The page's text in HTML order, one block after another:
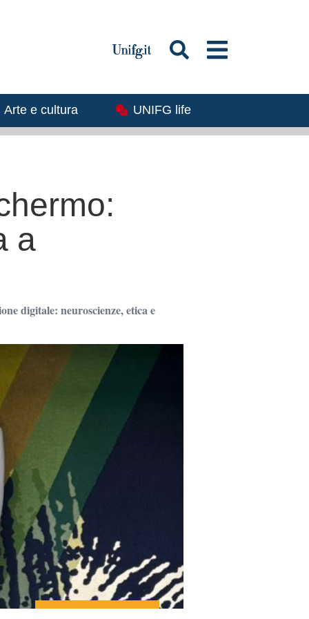
Arte e cultura UNIFG life
Immagine
a
digitale: neuroscienze, etica e